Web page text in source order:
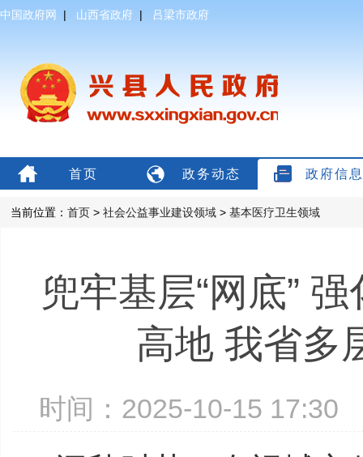
中国政府网 | 山西省政府 | 吕梁市政府
首页 政务动态 政府信
当前位置： 首页 > 社会公益事业建设领域 > 基本医疗卫生领域
兜牢基层“网底”
高地 我省多
时间：2025-10-15